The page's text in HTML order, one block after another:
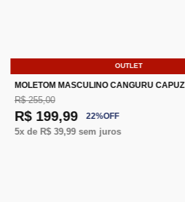
OUTLET
MOLETOM MASCULINO CANGURU CAPUZ
R$ 255,00
R$ 199,99 22%OFF
5x de R$ 39,99sem juros